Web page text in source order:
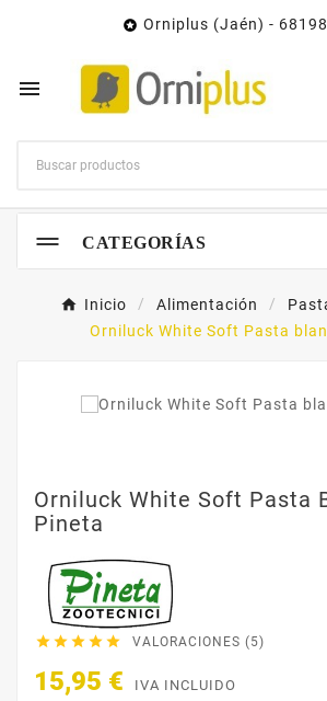
 Orniplus (Jaén) -

CATEGORÍAS
Inicio Alimentación
Orniluck White Soft Pasta
Orniluck White Soft Pasta
Pineta
     VALORACIONES (5)
15,95 € IVA INCLUIDO